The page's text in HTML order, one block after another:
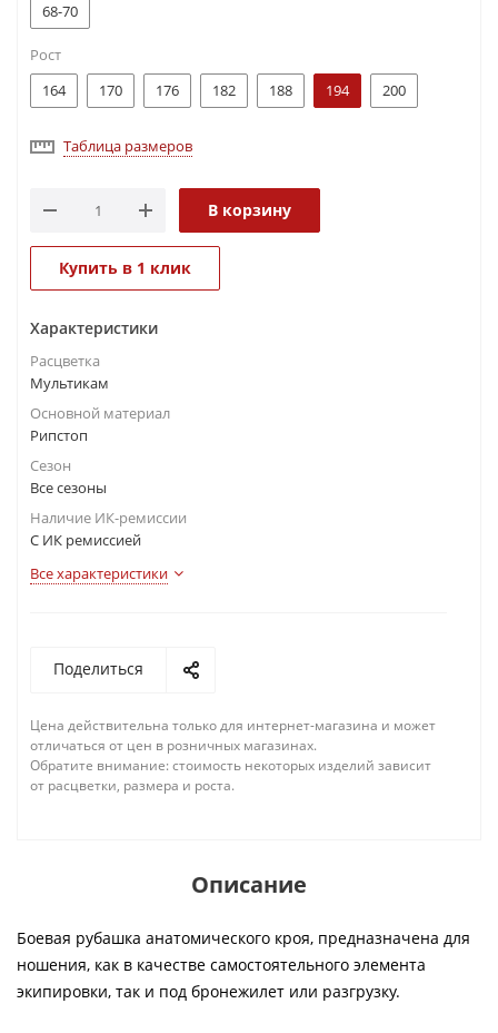
68-70
Рост
164
170 176 182 188 194 200
Таблица размеров
В корзину
Купить в 1 клик
Характеристики
Расцветка
Мультикам
Основной материал
Рипстоп
Сезон
Все сезоны
Наличие ИК-ремиссии
С ИК ремиссией
Все характеристики
Поделиться
Цена действительна только для интернет-магазина и может
отличаться от цен в розничных магазинах.
Обратите внимание: стоимость некоторых изделий зависит
от расцветки, размера и роста.
Описание
Боевая рубашка анатомического кроя, предназначена для
ношения, как в качестве самостоятельного элемента
экипировки, так и под бронежилет или разгрузку.